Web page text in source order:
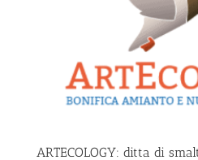
ARTECOLOGY: ditta di